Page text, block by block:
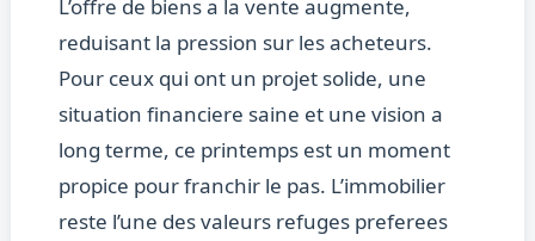
L’offre de biens a la vente augmente,
reduisant la pression sur les acheteurs.
Pour ceux qui ont un projet solide, une
situation financiere saine et une vision a
long terme, ce printemps est un moment
propice pour franchir le pas. L’immobilier
reste l’une des valeurs refuges preferees